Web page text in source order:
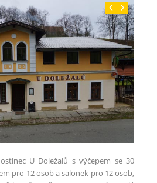
U Doležalů s výčepem se 30
pro 12 osob a salonek pro 12 osob,